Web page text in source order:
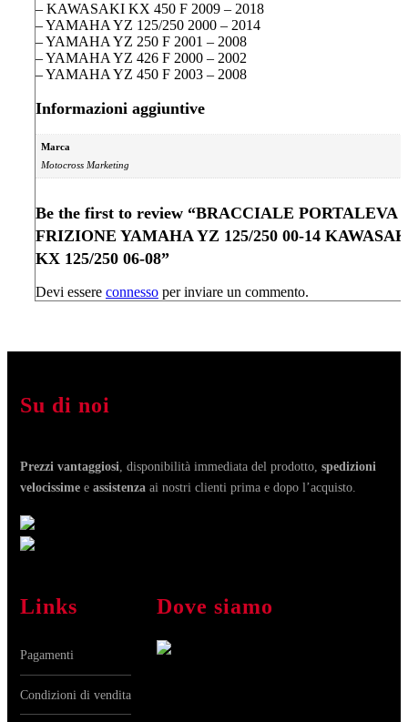
– KAWASAKI KX 450 F 2009 – 2018
– YAMAHA YZ 125/250 2000 – 2014
– YAMAHA YZ 250 F 2001 – 2008
– YAMAHA YZ 426 F 2000 – 2002
– YAMAHA YZ 450 F 2003 – 2008
Informazioni aggiuntive
Marca
Motocross Marketing
Be the first to review “BRACCIALE PORTALEVA
FRIZIONE YAMAHA YZ 125/250 00-14
KX 125/250 06-08”
Devi essere connesso per inviare un commento.
Su di noi
Prezzi vantaggiosi , disponibilità immediata del prodotto, spedizioni
velocissime e assistenza ai nostri clienti prima e dopo l’acquisto.
Links
Pagamenti
Condizioni di vendita
Dove siamo